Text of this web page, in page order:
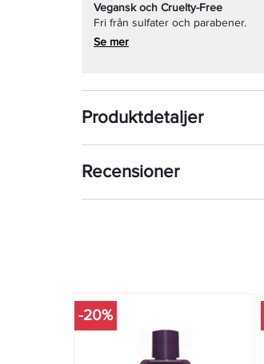
Vegansk och Cruelty-Free
Fri från sulfater och parabener.
Se mer
Produktdetaljer
Recensioner
-20%